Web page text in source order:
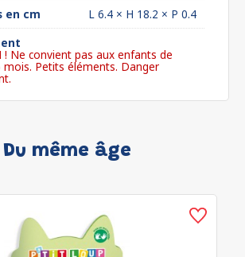
en cm
L 6.4 × H 18.2 × P 0.4
! Ne convient pas aux enfants de
Petits éléments. Danger
Du même âge